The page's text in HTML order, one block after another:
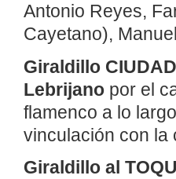
Antonio Reyes,
Cayetano),
Giraldillo
Lebrijano por el
flamenco a lo
vinculación con la
Giraldillo al